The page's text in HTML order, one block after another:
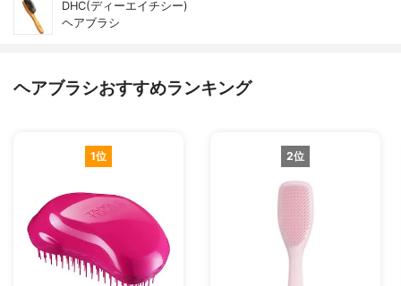
DHC(ディーエイチシー)
ヘアブラシ
ヘアブラシおすすめランキング
1位 2位